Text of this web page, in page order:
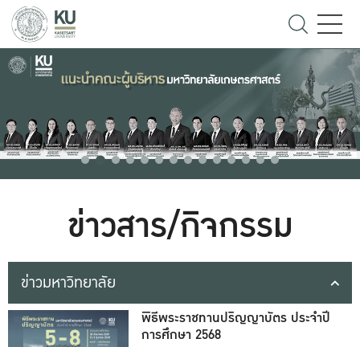
ข่าวสาร/กิจกรรม
ข่าวมหาวิทยาลัย
พิธีพระราชทานปริญญาบัตร ประจำปี
การศึกษา 2568